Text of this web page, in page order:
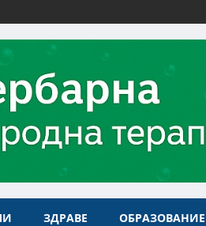
ЗДРАВЕ ОБРАЗОВАНИЕ